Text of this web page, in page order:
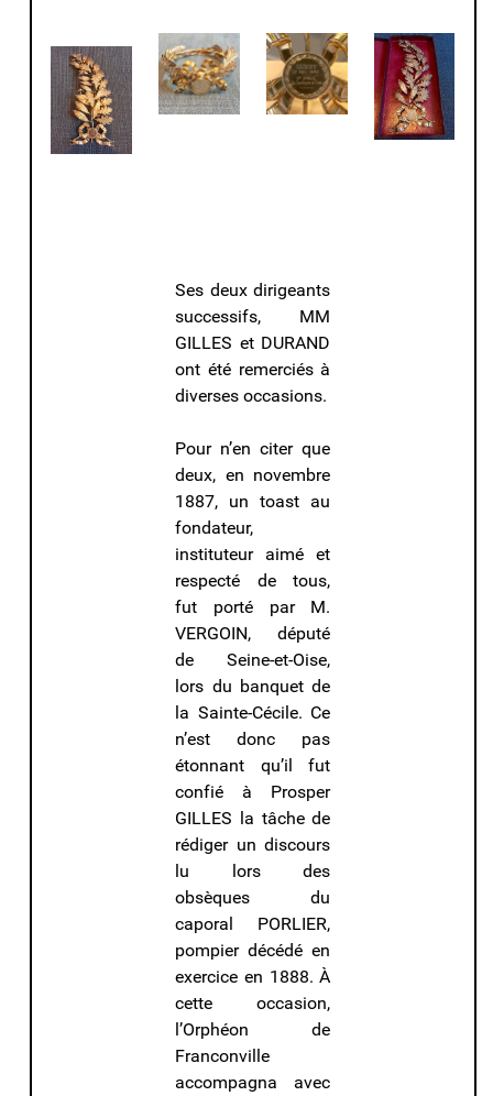
Ses deux dirigeants
successifs, MM
GILLES et DURAND
ont été remerciés à
diverses occasions.
Pour n’en citer que
deux, en novembre
1887, un toast au
fondateur,
instituteur aimé et
respecté de tous,
fut porté par M.
VERGOIN, député
de Seine-et-Oise,
lors du banquet de
la Sainte-Cécile. Ce
n’est donc pas
étonnant qu’il fut
confié à Prosper
GILLES la tâche de
rédiger un discours
lu lors des
obsèques du
caporal PORLIER,
pompier décédé en
exercice en 1888. À
cette occasion,
l’Orphéon de
Franconville
accompagna avec